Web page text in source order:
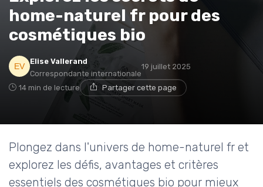
home-naturel fr pour des
cosmétiques bio
Elise Vallerand
Correspondante internationale
19 juillet 2025
14 min de lecture Partager cette page
Plongez dans l'univers de home-naturel fr et
explorez les défis, avantages et critères
essentiels des cosmétiques bio pour mieux